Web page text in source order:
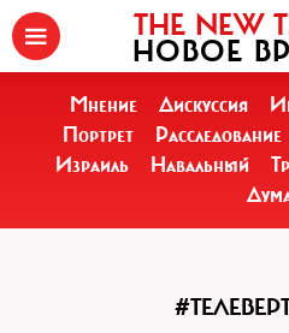
THE NEW
НОВОЕ
Мнение Дискуссия
Портрет
Расследование
Израиль
Навальный